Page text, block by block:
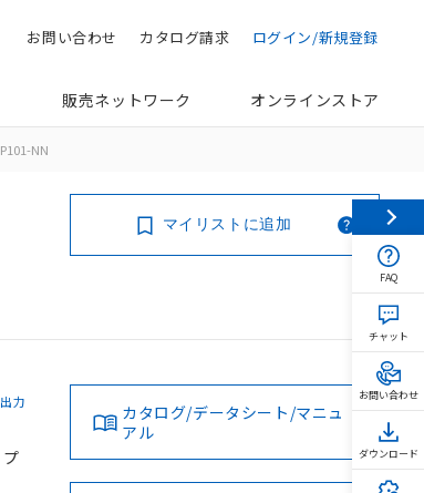
検索 ログイン/新規登録
カタログ請求
お問い合わせ
販売ネットワーク オンラインストア
NN
マイリストに追加
力
カタログ/データシート/マニュ
アル
FAQ
チャット
お問い合わせ
ダウンロード